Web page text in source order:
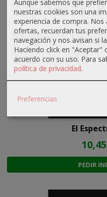
El
PEDIR
Aunque sabemos que
nuestras cookies son una
experiencia de compra.
ofertas, recuerdan tus
navegación y nos avisan si
Haciendo click en "Aceptar"
acuerdo con su uso. Para
política de privacidad.
Preferencias